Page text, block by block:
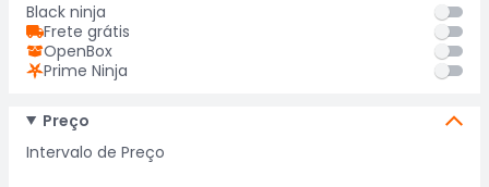
Black ninja
Frete grátis
OpenBox
Prime Ninja
Preço
Intervalo de Preço